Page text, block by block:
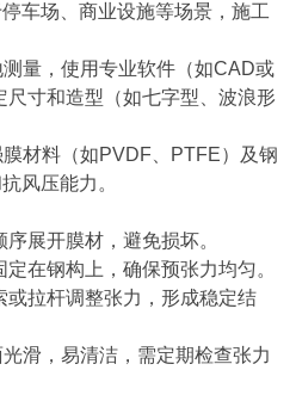
车场、商业设施等场景，施工
量，使用专业软件（如CAD或
寸和造型（如七字型、波浪形
材料（如PVDF、PTFE）及钢
风压能力。
展开膜材，避免损坏。
在钢构上，确保预张力均匀。
拉杆调整张力，形成稳定结
滑，易清洁，需定期检查张力